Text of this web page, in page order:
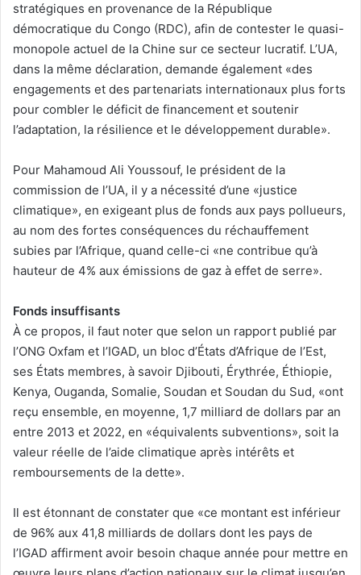
stratégiques en provenance de la République
démocratique du Congo (RDC), afin de contester le quasi-
monopole actuel de la Chine sur ce secteur lucratif. L’UA,
dans la même déclaration, demande également «des
engagements et des partenariats internationaux plus forts
pour combler le déficit de financement et soutenir
l’adaptation, la résilience et le développement durable».
Pour Mahamoud Ali Youssouf, le président de la
commission de l’UA, il y a nécessité d’une «justice
climatique», en exigeant plus de fonds aux pays pollueurs,
au nom des fortes conséquences du réchauffement
subies par l’Afrique, quand celle-ci «ne contribue qu’à
hauteur de 4% aux émissions de gaz à effet de serre».
Fonds insuffisants
À ce propos, il faut noter que selon un rapport publié par
l’ONG Oxfam et l’IGAD, un bloc d’États d’Afrique de l’Est,
ses États membres, à savoir Djibouti, Érythrée, Éthiopie,
Kenya, Ouganda, Somalie, Soudan et Soudan du Sud, «ont
reçu ensemble, en moyenne, 1,7 milliard de dollars par an
entre 2013 et 2022, en «équivalents subventions», soit la
valeur réelle de l’aide climatique après intérêts et
remboursements de la dette».
Il est étonnant de constater que «ce montant est inférieur
de 96% aux 41,8 milliards de dollars dont les pays de
l’IGAD affirment avoir besoin chaque année pour mettre en